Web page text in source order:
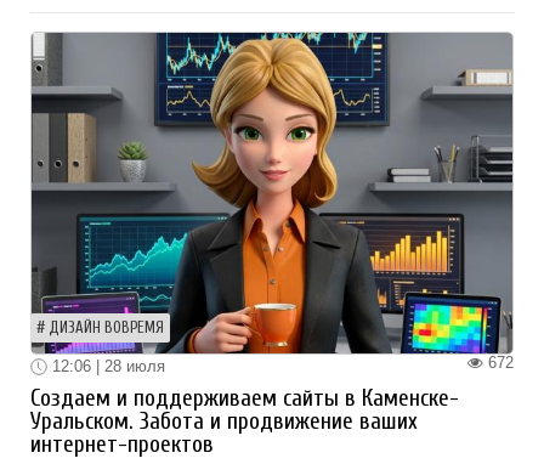
ДИЗАЙН ВОВРЕМЯ
672
12:06 | 28 июля
Создаем и поддерживаем сайты в Каменске-
Уральском. Забота и продвижение ваших
интернет-проектов